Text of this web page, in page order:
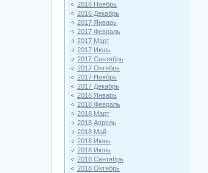
2016 Ноябрь
2016 Декабрь
2017 Январь
2017 Февраль
2017 Март
2017 Июль
2017 Сентябрь
2017 Октябрь
2017 Ноябрь
2017 Декабрь
2018 Январь
2018 Февраль
2018 Март
2018 Апрель
2018 Май
2018 Июнь
2018 Июль
2018 Сентябрь
2018 Октябрь